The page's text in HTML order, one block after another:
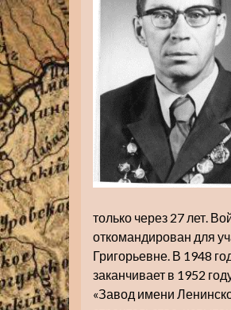
только через 27 лет.
откомандирован для
Григорьевне. В 1948
заканчивает в 1952
«Завод имени